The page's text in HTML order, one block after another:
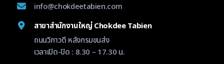
info@chokdeetabien.com
สาขาสำนักงานใหญ่ Chokdee Tabien
ถนนวิภาวดี หลังกรมขนส่ง
เวลาเปิด-ปิด : 8.30 – 17.30 น.